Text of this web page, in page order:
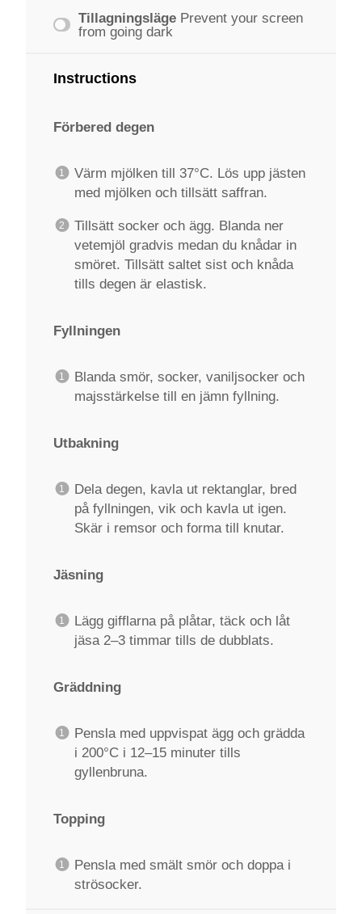
Tillagningsläge Prevent your screen
from going dark
Instructions
Förbered degen
Värm mjölken till 37°C. Lös upp jästen
med mjölken och tillsätt saffran.
Tillsätt socker och ägg. Blanda ner
vetemjöl gradvis medan du knådar in
smöret. Tillsätt saltet sist och knåda
tills degen är elastisk.
Fyllningen
Blanda smör, socker, vaniljsocker och
majsstärkelse till en jämn fyllning.
Utbakning
Dela degen, kavla ut rektanglar, bred
på fyllningen, vik och kavla ut igen.
Skär i remsor och forma till knutar.
Jäsning
Lägg gifflarna på plåtar, täck och låt
jäsa 2–3 timmar tills de dubblats.
Gräddning
Pensla med uppvispat ägg och grädda
i 200°C i 12–15 minuter tills
gyllenbruna.
Topping
Pensla med smält smör och doppa i
strösocker.